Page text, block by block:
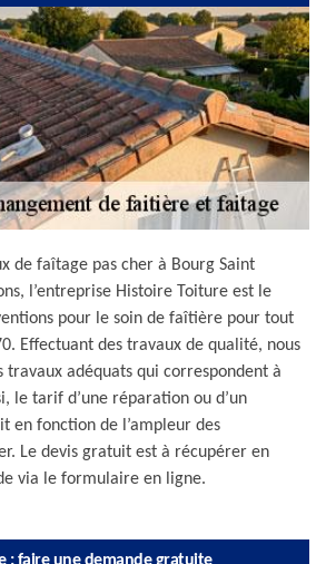
de faîtage pas cher à Bourg Saint
l’entreprise Histoire Toiture est le
pour le soin de faîtière pour tout
Effectuant des travaux de qualité, nous
travaux adéquats qui correspondent à
le tarif d’une réparation ou d’un
en fonction de l’ampleur des
Le devis gratuit est à récupérer en
via le formulaire en ligne.